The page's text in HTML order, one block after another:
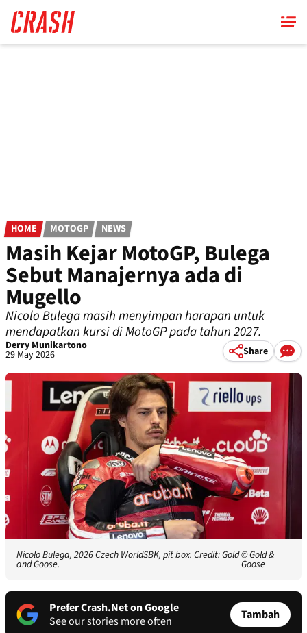
main
content
HOME MOTOGP NEWS
Masih Kejar MotoGP, Bulega
Sebut Manajernya ada di
Mugello
Nicolo Bulega masih menyimpan harapan untuk
mendapatkan kursi di MotoGP pada tahun 2027.
Derry Munikartono
29 May 2026 Share
Nicolo Bulega, 2026 Czech WorldSBK, pit box. Credit: Gold
and Goose.
© Gold &
Goose
Prefer Crash.Net on Google
See our stories more often
Tambah